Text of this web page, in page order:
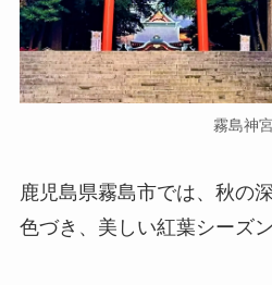
霧島神宮
鹿児島県霧島市では、秋の
色づき、美しい紅葉シーズ